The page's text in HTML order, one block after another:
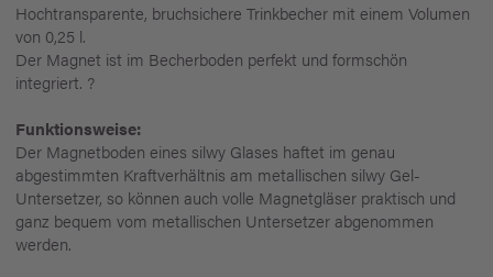
Hochtransparente, bruchsichere Trinkbecher mit einem Volumen
von 0,25 l.
Der Magnet ist im Becherboden perfekt und formschön
integriert. ?
Funktionsweise:
Der Magnetboden eines silwy Glases haftet im genau
abgestimmten Kraftverhältnis am metallischen silwy Gel-
Untersetzer, so können auch volle Magnetgläser praktisch und
ganz bequem vom metallischen Untersetzer abgenommen
werden.